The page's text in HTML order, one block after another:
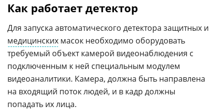
Как работает детектор
Для запуска автоматического детектора защитных и
медицинских масок необходимо оборудовать
требуемый объект камерой видеонаблюдения с
подключенным к ней специальным модулем
видеоаналитики. Камера, должна быть направлена
на входящий поток людей, и в кадр должны
попадать их лица.